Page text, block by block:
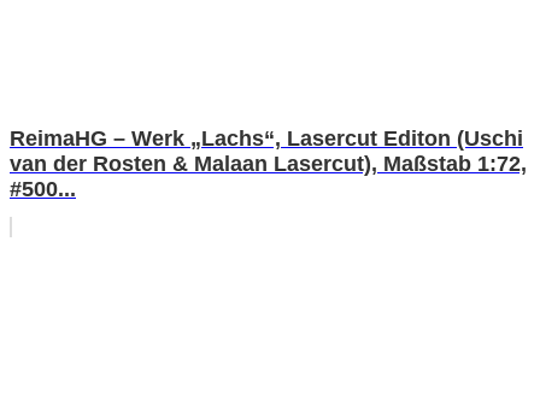
ReimaHG – Werk „Lachs“, Lasercut Editon (Uschi
van der Rosten & Malaan Lasercut), Maßstab 1:72,
#500...